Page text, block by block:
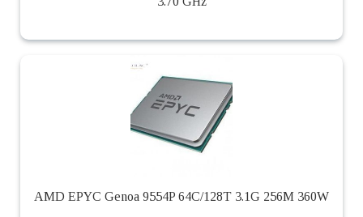
AMD EPYC Genoa 9554P 64C/128T 3.1G 256M 360W